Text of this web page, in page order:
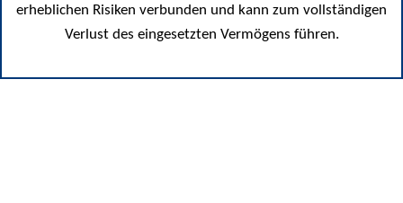
erheblichen Risiken verbunden und kann zum vollständigen
Verlust des eingesetzten Vermögens führen.